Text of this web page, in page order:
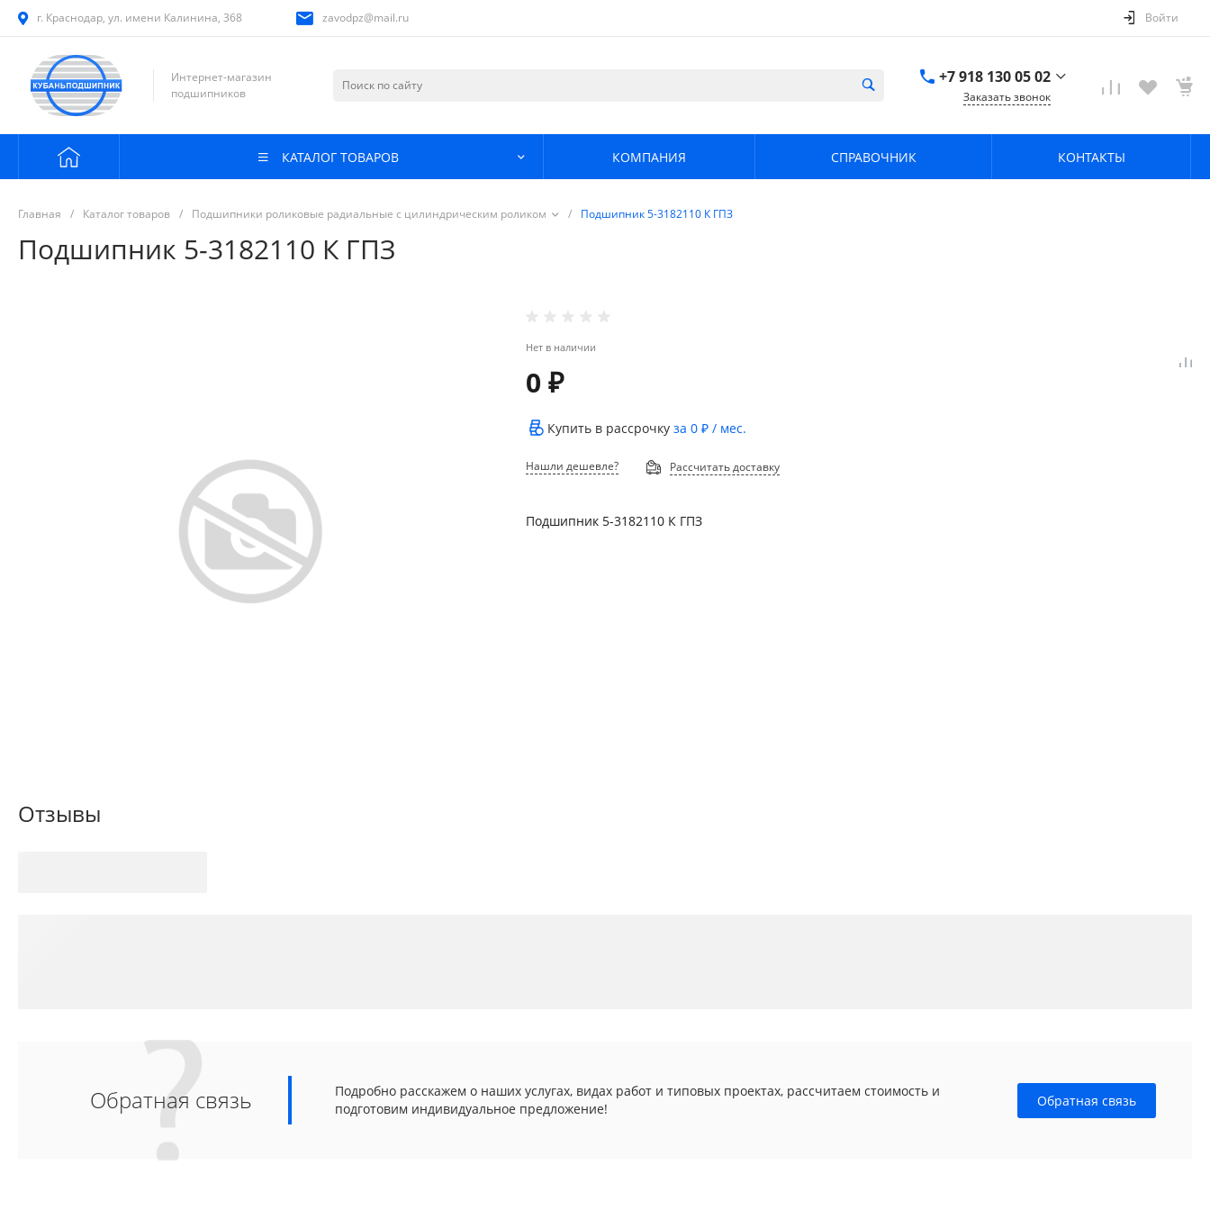
г. Краснодар, ул. имени Калинина, 368 zavodpz@mail.ru Войти
Интернет-магазин
подшипников
+7 918 130 05 02
Заказать звонок
КАТАЛОГ ТОВАРОВ КОМПАНИЯ СПРАВОЧНИК КОНТАКТЫ
Главная / Каталог товаров / Подшипники роликовые радиальные с цилиндрическим роликом / Подшипник 5-3182110 К ГПЗ
Подшипник 5-3182110 К ГПЗ
Нет в наличии
0 ₽
Купить в рассрочкуза0 ₽ / мес.
Нашли дешевле? Рассчитать доставку
Подшипник 5-3182110 К ГПЗ
Отзывы
Обратная связь
Подробно расскажем о наших услугах, видах работ и типовых проектах, рассчитаем стоимость и
подготовим индивидуальное предложение!
Обратная связь